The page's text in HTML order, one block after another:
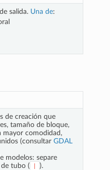
salida. Una de:
de creación que
tamaño de bloque,
mayor comodidad,
(consultar GDAL
modelos: separe
tubo (
).